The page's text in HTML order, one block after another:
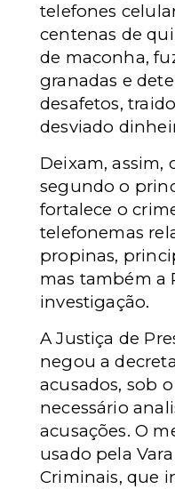
telefones
centenas de
de maconha,
granadas e
desafetos,
desviado
Deixam, assim,
segundo o
fortalece o
telefonemas
propinas,
mas também a
investigação.
A Justiça de
negou a
acusados, sob
necessário
acusações. O
usado pela
Criminais, que